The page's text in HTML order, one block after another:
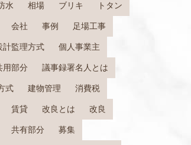
水 相場 ブリキ トタン
会社 事例 足場工事
計監理方式 個人事業主
用部分 議事録署名人とは
式 建物管理 消費税
賃貸 改良とは 改良
共有部分 募集